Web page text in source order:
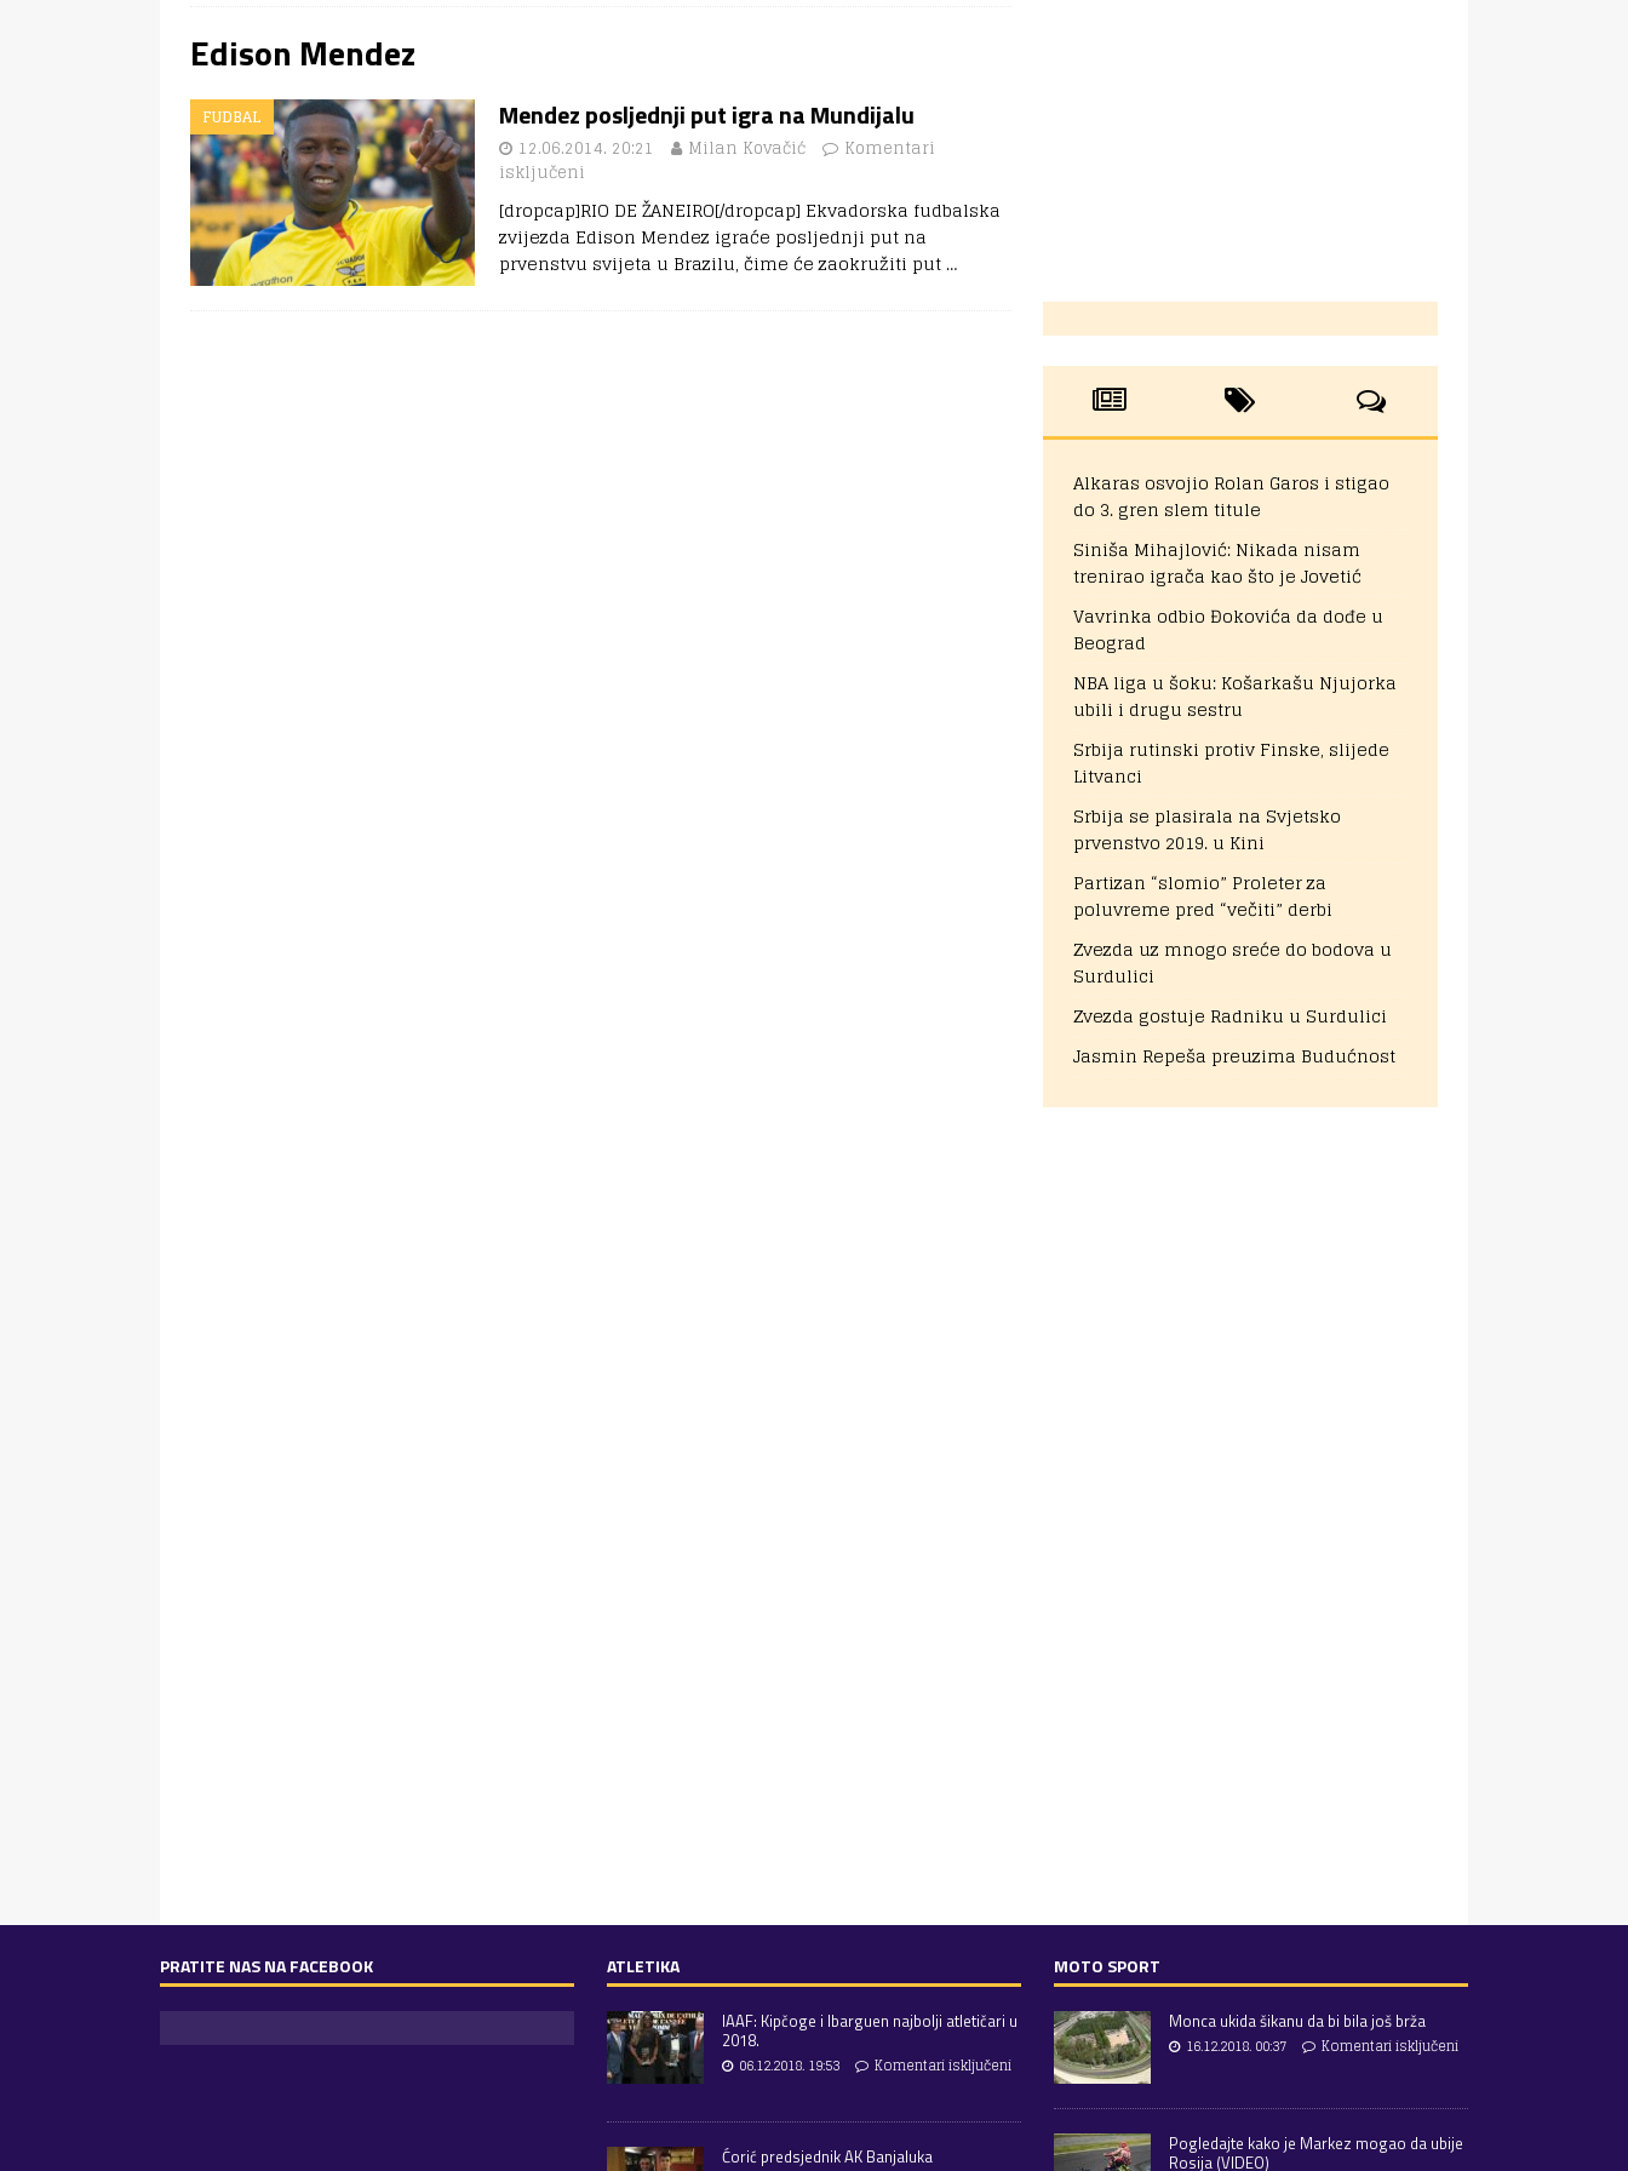
Edison Mendez
FUDBAL Mendez posljednji put igra na Mundijalu
12.06.2014. 20:21 Milan Kovačić
Komentari
isključeni
[dropcap]RIO DE ŽANEIRO[/dropcap] Ekvadorska fudbalska
zvijezda Edison Mendez igraće posljednji put na
prvenstvu svijeta u Brazilu, čime će zaokružiti put …
Alkaras osvojio Rolan Garos i stigao
do 3. gren slem titule
Siniša Mihajlović: Nikada nisam
trenirao igrača kao što je Jovetić
Vavrinka odbio Đokovića da dođe u
Beograd
NBA liga u šoku: Košarkašu Njujorka
ubili i drugu sestru
Srbija rutinski protiv Finske, slijede
Litvanci
Srbija se plasirala na Svjetsko
prvenstvo 2019. u Kini
Partizan “slomio” Proleter za
poluvreme pred “večiti” derbi
Zvezda uz mnogo sreće do bodova u
Surdulici
Zvezda gostuje Radniku u Surdulici
Jasmin Repeša preuzima Budućnost
PRATITE NAS NA FACEBOOK ATLETIKA
IAAF: Kipčoge i Ibarguen najbolji atletičari u
2018.
06.12.2018. 19:53
Komentari isključeni
Ćorić predsjednik AK Banjaluka
MOTO SPORT
Monca ukida šikanu da bi bila još brža
16.12.2018. 00:37
Komentari isključeni
Pogledajte kako je Markez mogao da ubije
Rosija (VIDEO)